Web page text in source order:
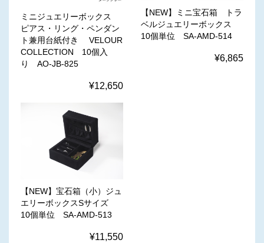
ミニジュエリーボックス
ピアス・リング・ペンダン
ト兼用台紙付き VELOUR
COLLECTION 10個入
り AO-JB-825
¥12,650
【NEW】ミニ宝石箱 トラ
ベルジュエリーボックス
10個単位 SA-AMD-514
¥6,865
【NEW】宝石箱（小）ジュ
エリーボックスSサイズ
10個単位 SA-AMD-513
¥11,550